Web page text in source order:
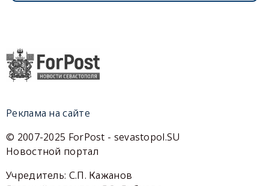
Реклама на сайте
© 2007-2025 ForPost - sevastopol.SU
Новостной портал
Учредитель: С.П. Кажанов